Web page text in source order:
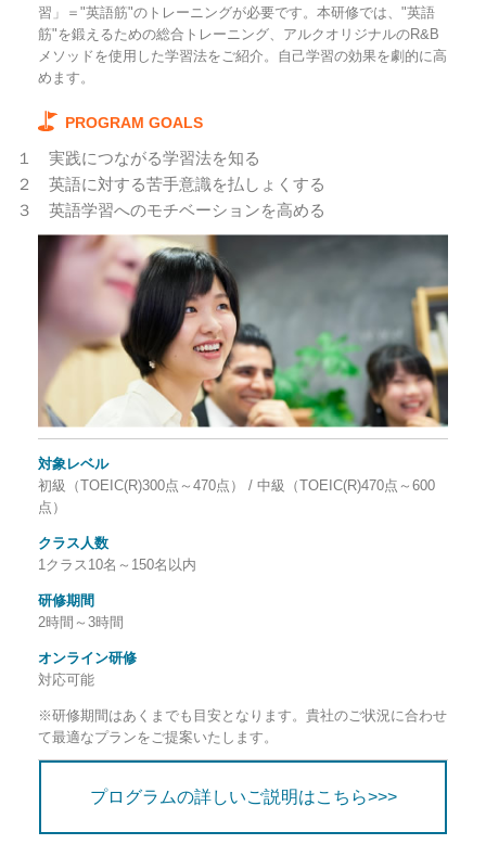
習」＝"英語筋"のトレーニングが必要です。本研修では、"英語
筋"を鍛えるための総合トレーニング、アルクオリジナルのR&B
メソッドを使用した学習法をご紹介。自己学習の効果を劇的に高
めます。
PROGRAM GOALS
１
実践につながる学習法を知る
２
英語に対する苦手意識を払しょくする
３
英語学習へのモチベーションを高める
対象レベル
初級（TOEIC(R)300点～470点） / 中級（TOEIC(R)470点～600
点）
クラス人数
1クラス10名～150名以内
研修期間
2時間～3時間
オンライン研修
対応可能
※研修期間はあくまでも目安となります。貴社のご状況に合わせ
て最適なプランをご提案いたします。
プログラムの詳しいご説明はこちら>>>